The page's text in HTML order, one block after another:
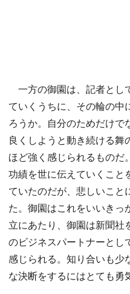
一方の御園は、記者とし
ていくうちに、その輪の中
ろうか。自分のためだけで
良くしようと動き続ける舞
ほど強く感じられるものだ
功績を世に伝えていくこと
ていたのだが、悲しいこと
た。御園はこれをいいきっ
立にあたり、御園は新聞社
のビジネスパートナーとし
感じられる。知り合いも少
な決断をするにはとても勇